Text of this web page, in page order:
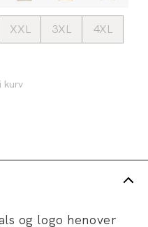
XXL 3XL 4XL
kurv
og logo henover